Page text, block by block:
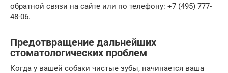
обратной связи на сайте или по телефону: +7 (495) 777-
48-06.
Предотвращение дальнейших
стоматологических проблем
Когда у вашей собаки чистые зубы, начинается ваша